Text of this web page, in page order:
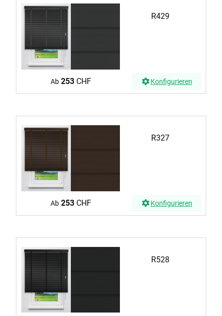
R429
Ab 253CHF Konfigurieren
R327
Ab 253CHF Konfigurieren
R528